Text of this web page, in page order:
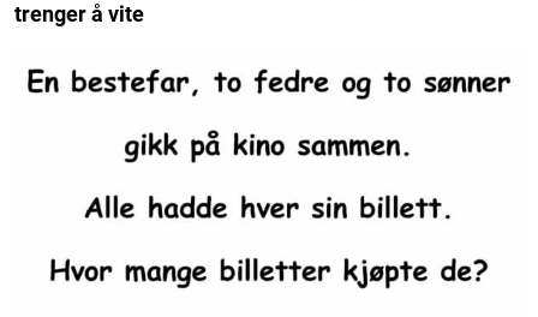
trenger å vite